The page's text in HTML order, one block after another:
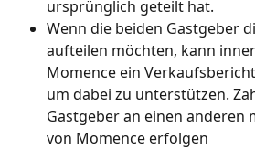
ursprünglich geteilt hat.
Wenn die beiden Gastgeber
aufteilen möchten, kann
Momence ein
um dabei zu unterstützen.
Gastgeber an einen anderen
von Momence erfolgen